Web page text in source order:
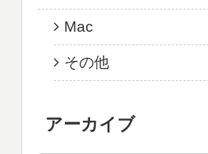
Mac
その他
アーカイブ